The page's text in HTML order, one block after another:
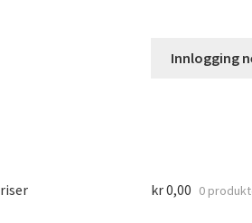
Innlogging
kr0,00 0